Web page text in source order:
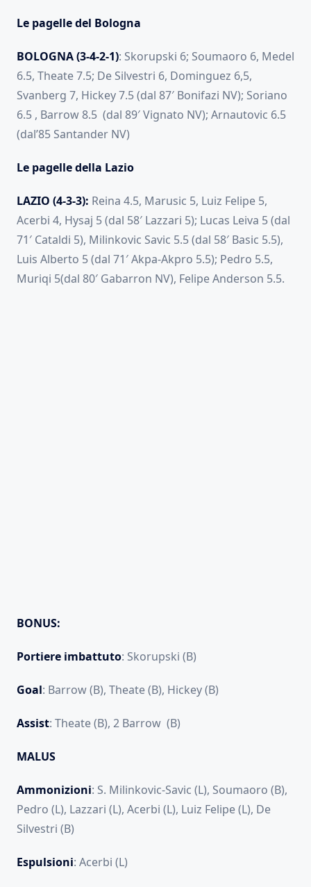
Le pagelle del Bologna
BOLOGNA (3-4-2-1): Skorupski 6; Soumaoro 6, Medel
6.5, Theate 7.5; De Silvestri 6, Dominguez 6,5,
Svanberg 7, Hickey 7.5 (dal 87′ Bonifazi NV); Soriano
6.5 , Barrow 8.5 (dal 89′ Vignato NV); Arnautovic 6.5
(dal’85 Santander NV)
Le pagelle della Lazio
LAZIO (4-3-3): Reina 4.5, Marusic 5, Luiz Felipe 5,
Acerbi 4, Hysaj 5 (dal 58′ Lazzari 5); Lucas Leiva 5 (dal
71′ Cataldi 5), Milinkovic Savic 5.5 (dal 58′ Basic 5.5),
Luis Alberto 5 (dal 71′ Akpa-Akpro 5.5); Pedro 5.5,
Muriqi 5(dal 80′ Gabarron NV), Felipe Anderson 5.5.
BONUS:
Portiere imbattuto: Skorupski (B)
Goal: Barrow (B), Theate (B), Hickey (B)
Assist: Theate (B), 2 Barrow (B)
MALUS
Ammonizioni: S. Milinkovic-Savic (L), Soumaoro (B),
Pedro (L), Lazzari (L), Acerbi (L), Luiz Felipe (L), De
Silvestri (B)
Espulsioni: Acerbi (L)